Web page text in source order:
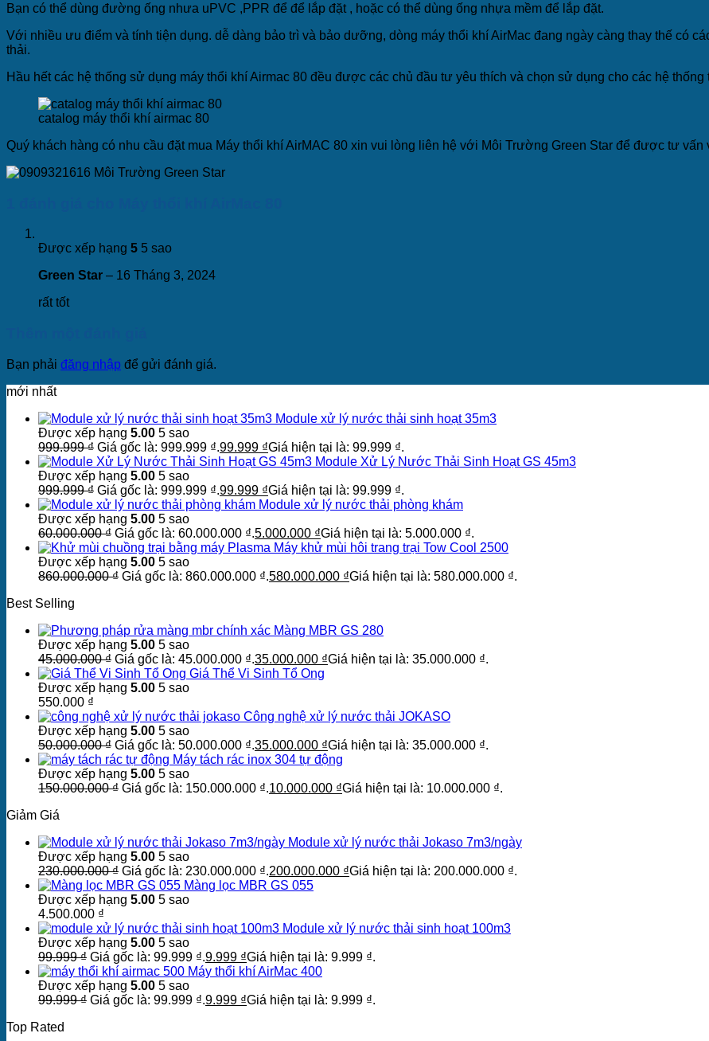
Bạn có thể dùng đường ống nhưa uPVC ,PPR để để lắp đặt , hoặc có thể dùng ống nhựa mềm để lắp đặt.
Với nhiều ưu điểm và tính tiện dụng. dễ dàng bảo trì và bảo dưỡng, dòng máy thổi khí AirMac đang ngày càng thay thế có
thải.
Hầu hết các hệ thống sử dụng máy thổi khí Airmac 80 đều được các chủ đầu tư yêu thích và chọn sử dụng cho các hệ thống
catalog máy thổi khí airmac 80
Quý khách hàng có nhu cầu đặt mua Máy thổi khí AirMAC 80 xin vui lòng liên hệ với Môi Trường Green Star để được tư vấn
Được xếp hạng 5 5 sao
Green Star – 16 Tháng 3, 2024
rất tốt
Bạn phải đăng nhập để gửi đánh giá.
mới nhất
Module xử lý nước thải sinh hoạt 35m3
Được xếp hạng 5.00 5 sao
999.999₫ Giá gốc là: 999.999 ₫.99.999 ₫Giá hiện tại là: 99.999 ₫.
Module Xử Lý Nước Thải Sinh Hoạt GS 45m3
Được xếp hạng 5.00 5 sao
999.999₫ Giá gốc là: 999.999 ₫.99.999 ₫Giá hiện tại là: 99.999 ₫.
Module xử lý nước thải phòng khám
Được xếp hạng 5.00 5 sao
60.000.000₫ Giá gốc là: 60.000.000 ₫.5.000.000 ₫Giá hiện tại là: 5.000.000 ₫.
Máy khử mùi hôi trang trại Tow Cool 2500
Được xếp hạng 5.00 5 sao
860.000.000₫ Giá gốc là: 860.000.000 ₫.580.000.000 ₫Giá hiện tại là: 580.000.000 ₫.
Best Selling
Màng MBR GS 280
Được xếp hạng 5.00 5 sao
45.000.000₫ Giá gốc là: 45.000.000 ₫.35.000.000 ₫Giá hiện tại là: 35.000.000 ₫.
Giá Thể Vi Sinh Tổ Ong
Được xếp hạng 5.00 5 sao
550.000 ₫
Công nghệ xử lý nước thải JOKASO
Được xếp hạng 5.00 5 sao
50.000.000₫ Giá gốc là: 50.000.000 ₫.35.000.000 ₫Giá hiện tại là: 35.000.000 ₫.
Máy tách rác inox 304 tự động
Được xếp hạng 5.00 5 sao
150.000.000₫ Giá gốc là: 150.000.000 ₫.10.000.000 ₫Giá hiện tại là: 10.000.000 ₫.
Giảm Giá
Module xử lý nước thải Jokaso 7m3/ngày
Được xếp hạng 5.00 5 sao
230.000.000₫ Giá gốc là: 230.000.000 ₫.200.000.000 ₫Giá hiện tại là: 200.000.000 ₫.
Màng lọc MBR GS 055
Được xếp hạng 5.00 5 sao
4.500.000 ₫
Module xử lý nước thải sinh hoạt 100m3
Được xếp hạng 5.00 5 sao
99.999₫ Giá gốc là: 99.999 ₫.9.999 ₫Giá hiện tại là: 9.999 ₫.
Máy thổi khí AirMac 400
Được xếp hạng 5.00 5 sao
99.999₫ Giá gốc là: 99.999 ₫.9.999 ₫Giá hiện tại là: 9.999 ₫.
Top Rated